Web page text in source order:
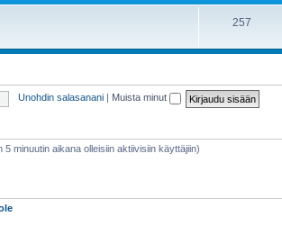
257
Unohdin salasanani Muista minut
minuutin aikana olleisiin aktiivisiin käyttäjiin)